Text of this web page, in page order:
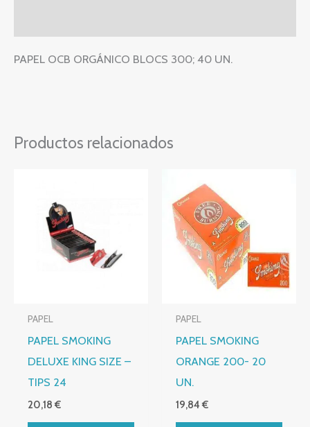
PAPEL OCB ORGÁNICO BLOCS 300; 40 UN.
Productos relacionados
PAPEL
PAPEL SMOKING
DELUXE KING SIZE –
TIPS 24
20,18€
PAPEL
PAPEL SMOKING
ORANGE 200- 20
UN.
19,84€